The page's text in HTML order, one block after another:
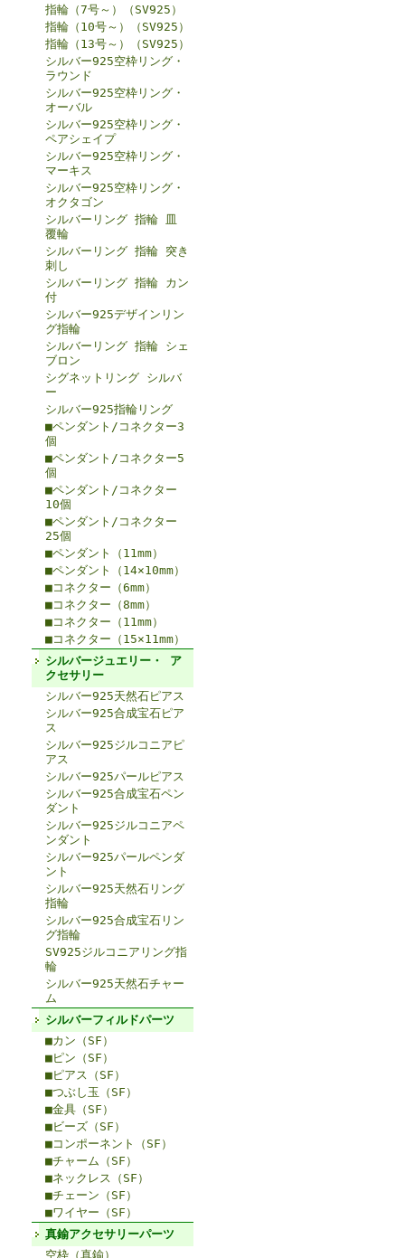
指輪（7号～）（SV925）
指輪（10号～）（SV925）
指輪（13号～）（SV925）
シルバー925空枠リング・
ラウンド
シルバー925空枠リング・
オーバル
シルバー925空枠リング・
ペアシェイプ
シルバー925空枠リング・
マーキス
シルバー925空枠リング・
オクタゴン
シルバーリング 指輪 皿
覆輪
シルバーリング 指輪 突き
刺し
シルバーリング 指輪 カン
付
シルバー925デザインリン
グ指輪
シルバーリング 指輪 シェ
ブロン
シグネットリング シルバ
ー
シルバー925指輪リング
■ペンダント/コネクター3
個
■ペンダント/コネクター5
個
■ペンダント/コネクター
10個
■ペンダント/コネクター
25個
■ペンダント（11mm）
■ペンダント（14×10mm）
■コネクター（6mm）
■コネクター（8mm）
■コネクター（11mm）
■コネクター（15×11mm）
シルバージュエリー・ ア
クセサリー
シルバー925天然石ピアス
シルバー925合成宝石ピア
ス
シルバー925ジルコニアピ
アス
シルバー925パールピアス
シルバー925合成宝石ペン
ダント
シルバー925ジルコニアペ
ンダント
シルバー925パールペンダ
ント
シルバー925天然石リング
指輪
シルバー925合成宝石リン
グ指輪
SV925ジルコニアリング指
輪
シルバー925天然石チャー
ム
シルバーフィルドパーツ
■カン（SF）
■ピン（SF）
■ピアス（SF）
■つぶし玉（SF）
■金具（SF）
■ビーズ（SF）
■コンポーネント（SF）
■チャーム（SF）
■ネックレス（SF）
■チェーン（SF）
■ワイヤー（SF）
真鍮アクセサリーパーツ
空枠（真鍮）